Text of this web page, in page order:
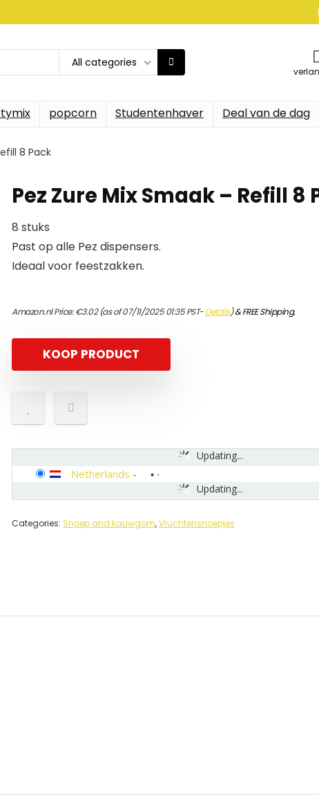
All categories
popcorn Studentenhaver Deal van de dag
8 Pack
Pez Zure Mix Smaak – Refill 8
8 stuks
Past op alle Pez dispensers.
Ideaal voor feestzakken.
Amazon.nl Price:€3.02(as of 07/11/2025 01:35 PST-Details)&FREE Shipping.
KOOP PRODUCT
Updating...
Updating...
Netherlands -
Categories: Snoep and kauwgom,Vruchtensnoepjes